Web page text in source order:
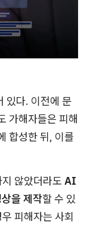
있다. 이전에 문
가해자들은 피해
합성한 뒤, 이를
않았더라도 AI
을 제작할 수 있
피해자는 사회